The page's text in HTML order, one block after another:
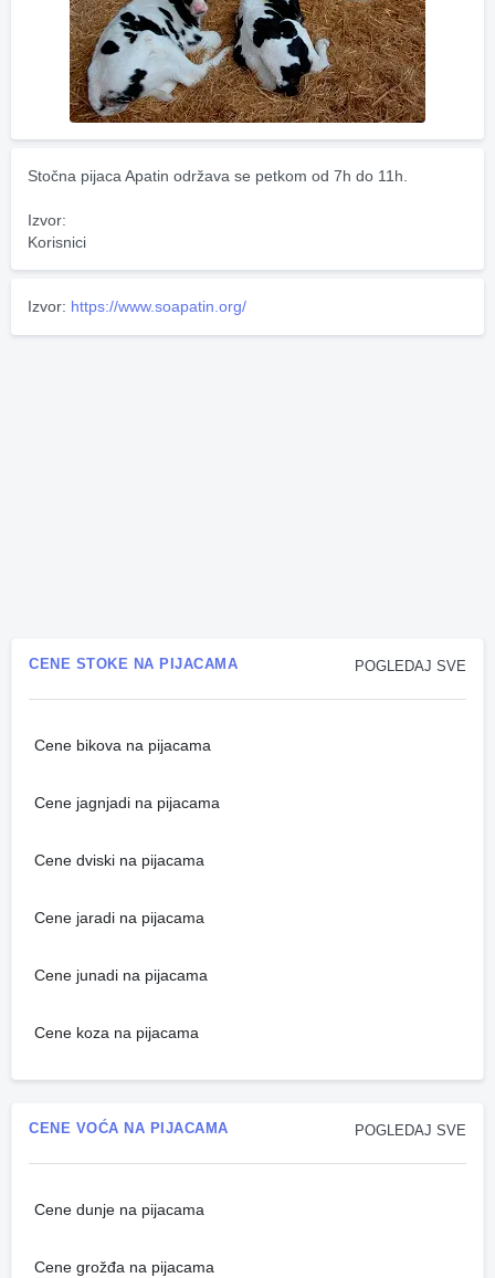
Stočna pijaca Apatin održava se petkom od 7h do 11h.
Izvor:
Korisnici
Izvor: https://www.soapatin.org/
POGLEDAJ SVE
CENE STOKE NA PIJACAMA
Cene bikova na pijacama
Cene jagnjadi na pijacama
Cene dviski na pijacama
Cene jaradi na pijacama
Cene junadi na pijacama
Cene koza na pijacama
POGLEDAJ SVE
CENE VOĆA NA PIJACAMA
Cene dunje na pijacama
Cene grožđa na pijacama